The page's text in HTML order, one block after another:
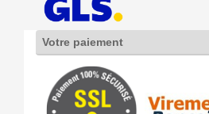
Votre paiement